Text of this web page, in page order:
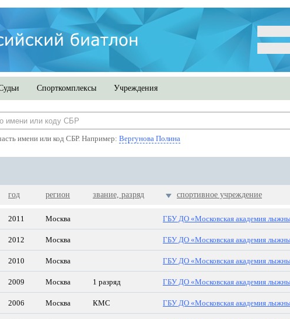
Спорткомплексы Учреждения
имени или код СБР. Например: Вергунова Полина
год регион звание, разряд спортивное учреждение
2011 Москва ГБУ ДО «Московская академия
2012 Москва ГБУ ДО «Московская академия
2010 Москва ГБУ ДО «Московская академия
2009 Москва 1 разряд ГБУ ДО «Московская академия
2006 Москва КМС ГБУ ДО «Московская академия